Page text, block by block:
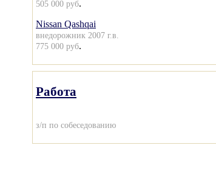
505 000 руб.
Nissan Qashqai
внедорожник 2007 г.в.
775 000 руб.
Работа
з/п по собеседованию